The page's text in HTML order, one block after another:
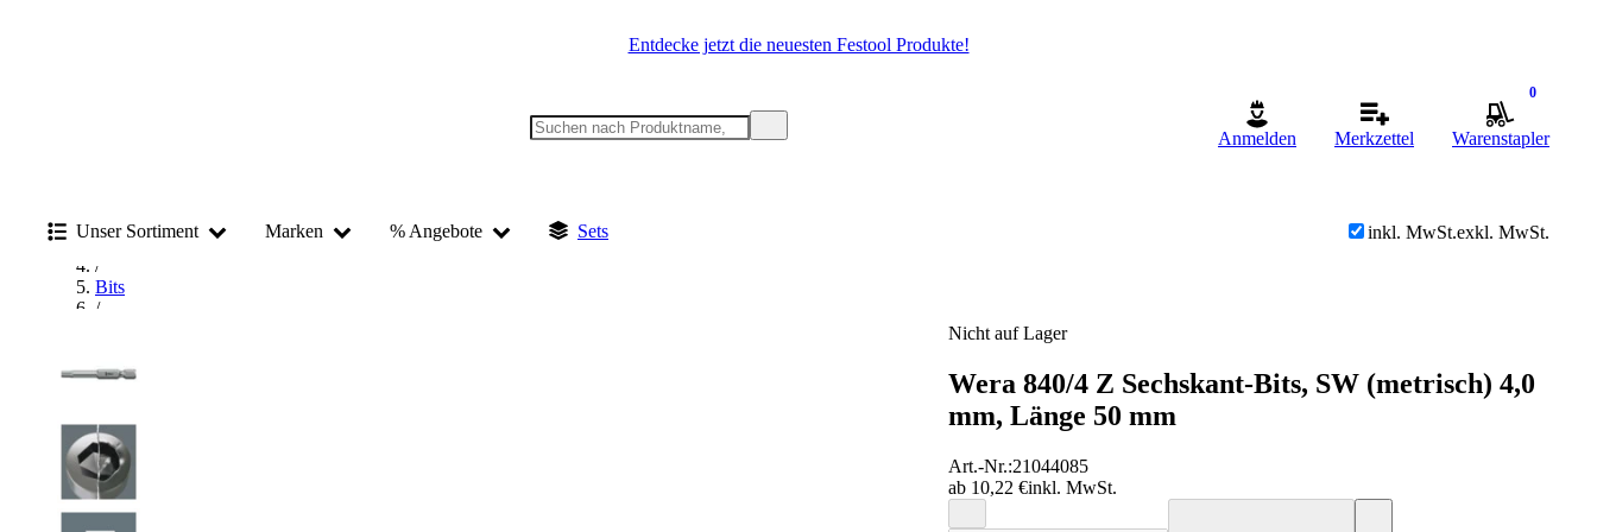
Entdecke jetzt die neuesten Festool Produkte!
Anmelden Merkzettel
0
Warenstapler
Unser Sortiment Marken % Angebote Sets inkl. MwSt.exkl. MwSt.
Handwerkzeug
/
Bits
/
Wera Innensechskant Bit
Nicht auf Lager
Wera 840/4 Z Sechskant-Bits, SW (metrisch) 4,0
mm, Länge 50 mm
Art.-Nr.:21044085
ab 10,22 €inkl. MwSt.